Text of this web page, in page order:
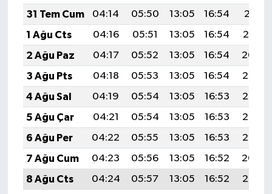
31 Tem Cum
04:14 05:50 13:05 16:54
20:11
1 Ağu Cts
04:16 05:51 13:05 16:54
20:10
2 Ağu Paz
04:17 05:52 13:05 16:54
20:09
3 Ağu Pts
04:18 05:53 13:05 16:54
20:08
4 Ağu Sal
04:19 05:54 13:05 16:53
20:07
5 Ağu Çar
04:21 05:54 13:05 16:53
20:06
6 Ağu Per
04:22 05:55 13:05 16:53
20:05
7 Ağu Cum
04:23 05:56 13:05 16:52
20:04
8 Ağu Cts
04:24 05:57 13:05 16:52
20:02